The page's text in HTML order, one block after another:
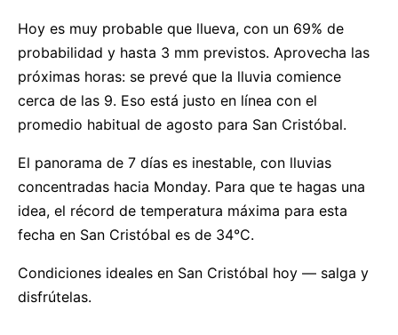
Hoy es muy probable que llueva, con un 69% de
probabilidad y hasta 3 mm previstos. Aprovecha las
próximas horas: se prevé que la lluvia comience
cerca de las 9. Eso está justo en línea con el
promedio habitual de agosto para San Cristóbal.
El panorama de 7 días es inestable, con lluvias
concentradas hacia Monday. Para que te hagas una
idea, el récord de temperatura máxima para esta
fecha en San Cristóbal es de 34°C.
Condiciones ideales en San Cristóbal hoy — salga y
disfrútelas.